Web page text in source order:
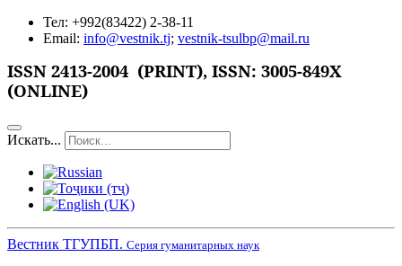
Тел: +992(83422) 2-38-11
Email: info@vestnik.tj; vestnik-tsulbp@mail.ru
ISSN 2413-2004 (PRINT), ISSN: 3005-849X
(ONLINE)
Искать...
Вестник ТГУПБП. Серия гуманитарных наук